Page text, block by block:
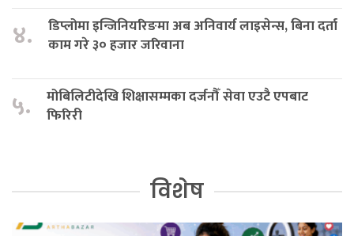
४.
डिप्लोमा इन्जिनियरिङमा अब अनिवार्य लाइसेन्स, बिना दर्ता
काम गरे ३० हजार जरिवाना
५.
मोबिलिटीदेखि शिक्षासम्मका दर्जनौँ सेवा एउटै एपबाट
फिरिरी
विशेष